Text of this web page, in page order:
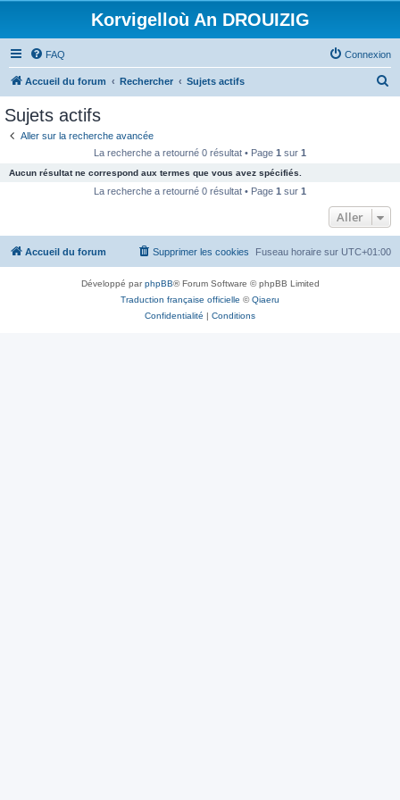
Korvigelloù An DROUIZIG
FAQ Connexion
Accueil du forum Rechercher Sujets actifs
c
e
Sujets actifs
Aller sur la recherche avancée
La recherche a retourné 0 résultat • Page 1 sur 1
Aucun résultat ne correspond aux termes que vous avez spécifiés.
La recherche a retourné 0 résultat • Page 1 sur 1
Aller
Accueil du forum Fuseau horaire sur UTC+01:00
Supprimer les cookies
Développé parphpBB® Forum Software © phpBB Limited
Traduction française officielle ©Qiaeru
Confidentialité | Conditions